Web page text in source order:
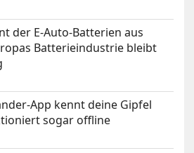
der E-Auto-Batterien aus
Batterieindustrie bleibt
App kennt deine Gipfel
sogar offline